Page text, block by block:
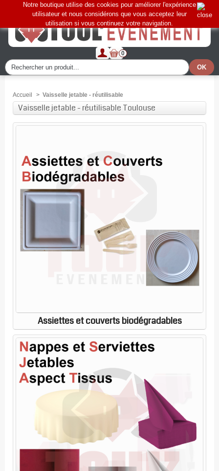
0
Notre boutique utilise des cookies pour améliorer l'expérience
utilisateur et nous considérons que vous acceptez leur
utilisation si vous continuez votre navigation.
Accueil > Vaisselle jetable - réutilisable
Vaisselle jetable - réutilisable Toulouse
Assiettes et couverts biodégradables